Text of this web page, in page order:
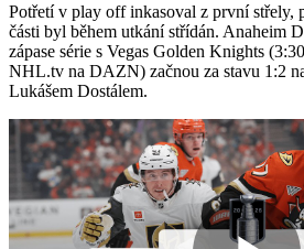
Potřetí v play off inkasoval z první střely,
části byl během utkání střídán. Anaheim
zápase série s Vegas Golden Knights
NHL.tv na DAZN) začnou za stavu 1:2
Lukášem Dostálem.